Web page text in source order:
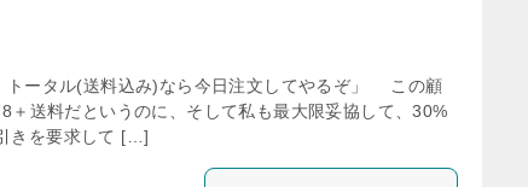
トータル(送料込み)なら今日注文してやるぞ」 この顧
送料だというのに、そして私も最大限妥協して、30%
きを要求して […]